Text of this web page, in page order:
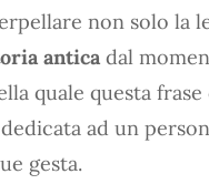
non solo la
antica dal
quale questa
ad un
gesta.